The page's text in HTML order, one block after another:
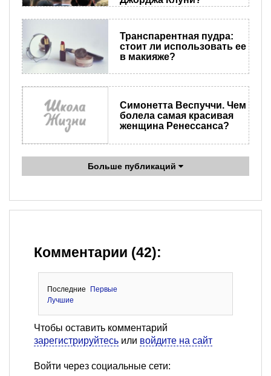
​Транспарентная пудра:
стоит ли использовать ее
в макияже?
Симонетта Веспуччи. Чем
болела самая красивая
женщина Ренессанса?
Больше публикаций
Комментарии (42):
Последние
Первые
Лучшие
Чтобы оставить комментарий
зарегистрируйтесь или войдите на сайт
Войти через социальные сети: